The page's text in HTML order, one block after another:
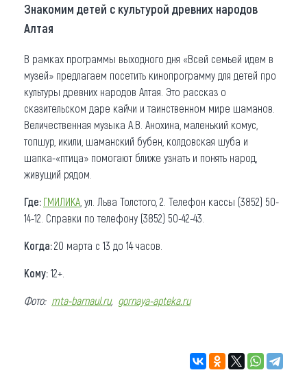
Знакомим детей с культурой древних народов
Алтая
В рамках программы выходного дня «Всей семьей идем в
музей» предлагаем посетить кинопрограмму для детей про
культуры древних народов Алтая. Это рассказ о
сказительском даре кайчи и таинственном мире шаманов.
Величественная музыка А.В. Анохина, маленький комус,
топшур, икили, шаманский бубен, колдовская шуба и
шапка-«птица» помогают ближе узнать и понять народ,
живущий рядом.
Где: ГМИЛИКА , ул. Льва Толстого, 2. Телефон кассы (3852) 50-
14-12. Справки по телефону (3852) 50-42-43.
Когда:20 марта с 13 до 14 часов.
Кому: 12+.
Фото: mta-barnaul.ru, gornaya-apteka.ru